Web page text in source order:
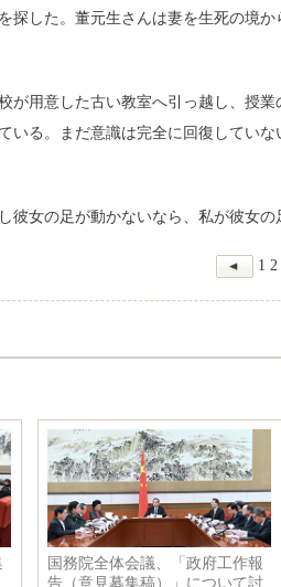
探した。董元生さんは妻を生死の境
が用意した古い教室へ引っ越し、授
いる。まだ意識は完全に回復してい
彼女の足が動かないなら、私が彼女
1 2
国務院全体会議、「政府工作報
告（意見募集稿）」について討